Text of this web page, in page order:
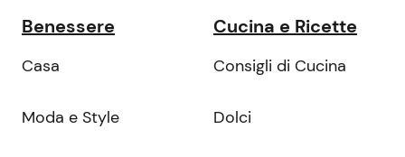
Benessere
Casa
Moda e Style
Cucina e Ricette
Consigli di Cucina
Dolci